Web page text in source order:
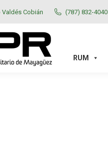
Cobián (787) 832-4040
RUM
ADMISIONES